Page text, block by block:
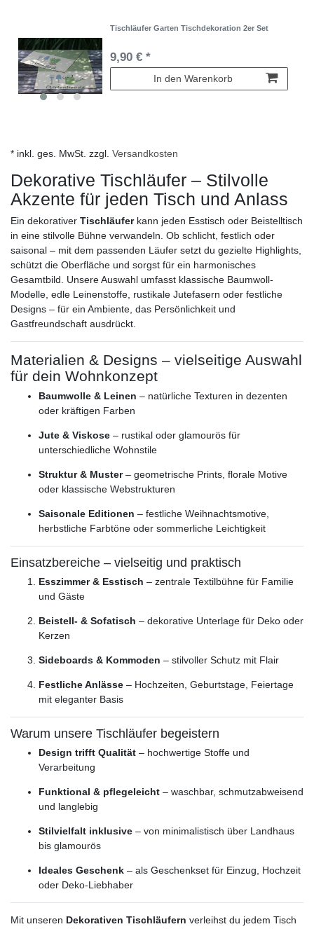
Tischläufer Garten Tischdekoration 2er Set
9,90 € *
In den Warenkorb
* inkl. ges. MwSt. zzgl. Versandkosten
Dekorative Tischläufer – Stilvolle
Akzente für jeden Tisch und Anlass
Ein dekorativer Tischläuferkann jeden Esstisch oder Beistelltisch
in eine stilvolle Bühne verwandeln. Ob schlicht, festlich oder
saisonal – mit dem passenden Läufer setzt du gezielte Highlights,
schützt die Oberfläche und sorgst für ein harmonisches
Gesamtbild. Unsere Auswahl umfasst klassische Baumwoll-
Modelle, edle Leinenstoffe, rustikale Jutefasern oder festliche
Designs – für ein Ambiente, das Persönlichkeit und
Gastfreundschaft ausdrückt.
Materialien & Designs – vielseitige Auswahl
für dein Wohnkonzept
Baumwolle & Leinen – natürliche Texturen in dezenten
oder kräftigen Farben
Jute & Viskose – rustikal oder glamourös für
unterschiedliche Wohnstile
Struktur & Muster– geometrische Prints, florale Motive
oder klassische Webstrukturen
Saisonale Editionen – festliche Weihnachtsmotive,
herbstliche Farbtöne oder sommerliche Leichtigkeit
Einsatzbereiche – vielseitig und praktisch
Esszimmer & Esstisch – zentrale Textilbühne für Familie
und Gäste
Beistell- & Sofatisch – dekorative Unterlage für Deko oder
Kerzen
Sideboards & Kommoden – stilvoller Schutz mit Flair
Festliche Anlässe – Hochzeiten, Geburtstage, Feiertage
mit eleganter Basis
Warum unsere Tischläufer begeistern
Design trifft Qualität – hochwertige Stoffe und
Verarbeitung
Funktional & pflegeleicht – waschbar, schmutzabweisend
und langlebig
Stilvielfalt inklusive – von minimalistisch über Landhaus
bis glamourös
Ideales Geschenk – als Geschenkset für Einzug, Hochzeit
oder Deko-Liebhaber
Mit unseren Dekorativen Tischläufern verleihst du jedem Tisch